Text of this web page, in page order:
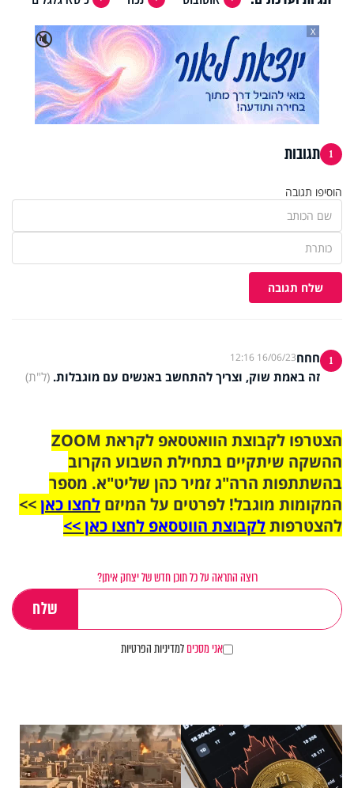
🔇
X
1 תגובות
הוסיפו תגובה
שלח תגובה
1 חחח16/06/23 12:16
זה באמת שוק, וצריך להתחשב באנשים עם מוגבלות. (ל"ת)
הצטרפו לקבוצת הוואטסאפ לקראת ZOOM
ההשקה שיתקיים בתחילת השבוע הקרוב
בהשתתפות הרה"ג זמיר כהן שליט"א. מספר
המקומות מוגבל! לפרטים על המיזם לחצו כאן>>
להצטרפותלקבוצת הווטסאפ לחצו כאן >>
רוצה התראה על כל תוכן חדש של יצחק איתן?
אני מסכיםלמדיניות הפרטיות